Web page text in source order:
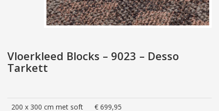
Vloerkleed Blocks – 9023 – Desso
Tarkett
200 x 300 cm met soft
€ 699,95